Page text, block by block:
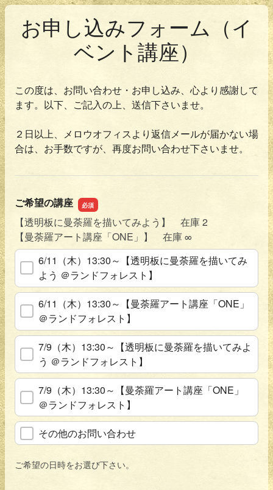
お申し込みフォーム（イ
ベント講座）
この度は、お問い合わせ・お申し込み、心より感謝して
ます。以下、ご記入の上、送信下さいませ。
２日以上、メロウオフィスより返信メールが届かない場
合は、お手数ですが、再度お問い合わせ下さいませ。
ご希望の講座
【透明板に曼荼羅を描いてみよう】 在庫 2
【曼荼羅アート講座「ONE」】 在庫 ∞
6/11（木）13:30～【透明板に曼荼羅を描いてみ
よう ＠ランドフォレスト】
6/11（木）13:30～【曼荼羅アート講座「ONE」
＠ランドフォレスト】
7/9（木）13:30～【透明板に曼荼羅を描いてみよ
う ＠ランドフォレスト】
7/9（木）13:30～【曼荼羅アート講座「ONE」
＠ランドフォレスト】
その他のお問い合わせ
ご希望の日時をお選び下さい。